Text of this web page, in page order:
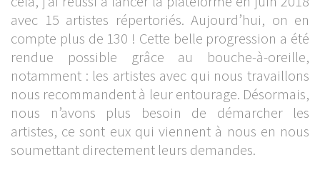
avec 15 artistes répertoriés. Aujourd’hui, on en
compte plus de 130 ! Cette belle progression a été
rendue possible grâce au bouche-à-oreille,
notamment : les artistes avec qui nous travaillons
nous recommandent à leur entourage. Désormais,
nous n’avons plus besoin de démarcher les
artistes, ce sont eux qui viennent à nous en nous
soumettant directement leurs demandes.